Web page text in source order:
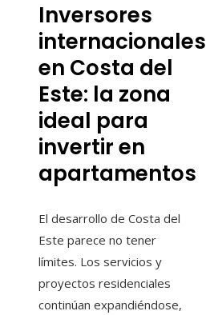
Inversores
internacionales
en Costa del
Este: la zona
ideal para
invertir en
apartamentos
El desarrollo de Costa del
Este parece no tener
límites. Los servicios y
proyectos residenciales
continúan expandiéndose,